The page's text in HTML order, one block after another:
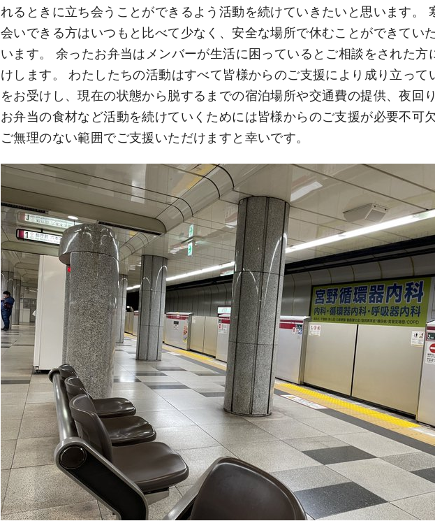
れるときに立ち会うことができるよう活動を続けていきたいと思います。
会いできる方はいつもと比べて少なく、安全な場所で休むことができてい
います。 余ったお弁当はメンバーが生活に困っているとご相談をされた方
けします。 わたしたちの活動はすべて皆様からのご支援により成り立って
をお受けし、現在の状態から脱するまでの宿泊場所や交通費の提供、夜回
お弁当の食材など活動を続けていくためには皆様からのご支援が必要不可
ご無理のない範囲でご支援いただけますと幸いです。